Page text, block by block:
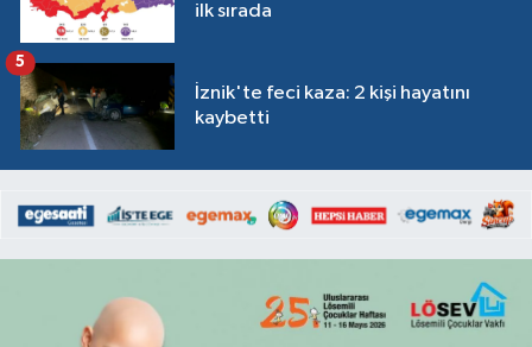
ilk sırada
İznik'te feci kaza: 2 kişi hayatını
kaybetti
5